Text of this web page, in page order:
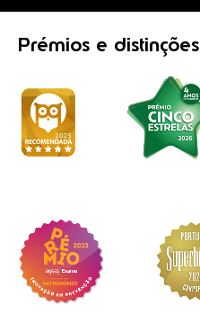
Prémios e distinções